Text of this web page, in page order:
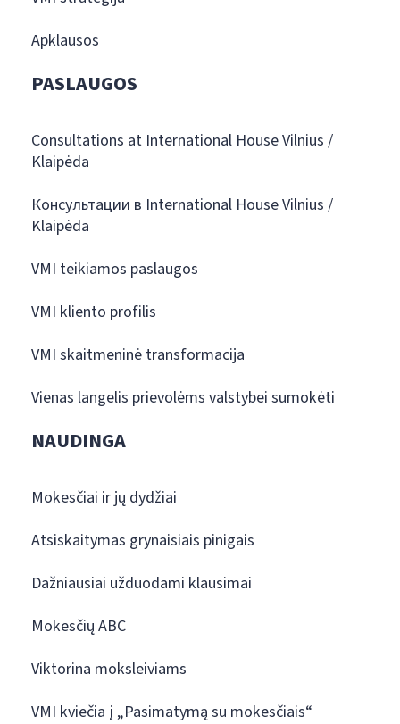
Apklausos
PASLAUGOS
Consultations at International House Vilnius /
Klaipėda
Консультации в International House Vilnius /
Klaipėda
VMI teikiamos paslaugos
VMI kliento profilis
VMI skaitmeninė transformacija
Vienas langelis prievolėms valstybei sumokėti
NAUDINGA
Mokesčiai ir jų dydžiai
Atsiskaitymas grynaisiais pinigais
Dažniausiai užduodami klausimai
Mokesčių ABC
Viktorina moksleiviams
VMI kviečia į „Pasimatymą su mokesčiais“